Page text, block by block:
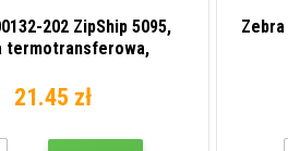
202 ZipShip 5095,
termotransferowa,
21.45 zł
Zebra